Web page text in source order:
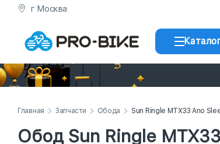
г Москва
Главная Запчасти Обода Sun Ringle MTX33 Ano
Обод Sun Ringle